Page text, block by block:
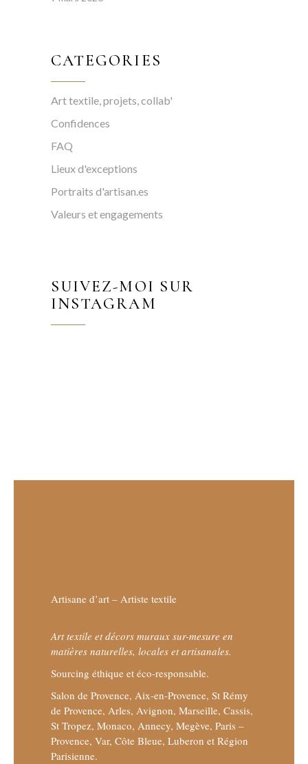
CATEGORIES
Art textile, projets, collab'
Confidences
FAQ
Lieux d'exceptions
Portraits d'artisan.es
Valeurs et engagements
SUIVEZ-MOI SUR
INSTAGRAM
Artisane d’art – Artiste textile
Art textile et décors muraux sur-mesure en
matières naturelles, locales et artisanales.
Sourcing éthique et éco-responsable.
Salon de Provence, Aix-en-Provence, St Rémy
de Provence, Arles, Avignon, Marseille, Cassis,
St Tropez, Monaco, Annecy, Megève, Paris –
Provence, Var, Côte Bleue, Luberon et Région
Parisienne.